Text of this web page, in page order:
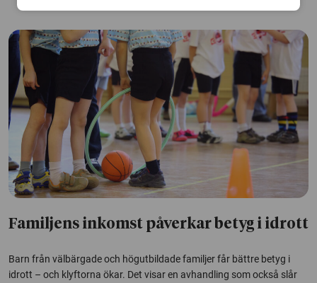
Familjens inkomst påverkar betyg i idrott
Barn från välbärgade och högutbildade familjer får bättre betyg i
idrott – och klyftorna ökar. Det visar en avhandling som också slår